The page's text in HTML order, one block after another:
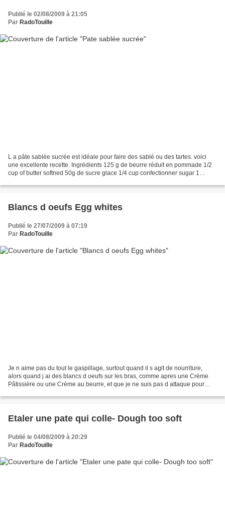
Publié le 02/08/2009 à 21:05
Par RadoTouille
L a pâte sablée sucrée est idéale pour faire des sablé ou des tartes. voici
une excellente recette. Ingrédients 125 g de beurre réduit en pommade 1/2
cup of butter softned 50g de sucre glace 1/4 cup confectionner sugar 1
Blancs d oeufs Egg whites
Publié le 27/07/2009 à 07:19
Par RadoTouille
Je n aime pas du tout le gaspillage, surtout quand il s agit de nourriture,
alors quand j ai des blancs d oeufs sur les bras, comme apres une Crème
Pâtissière ou une Crème au beurre, et que je ne suis pas d attaque pour
Etaler une pate qui colle- Dough too soft
Publié le 04/08/2009 à 20:29
Par RadoTouille